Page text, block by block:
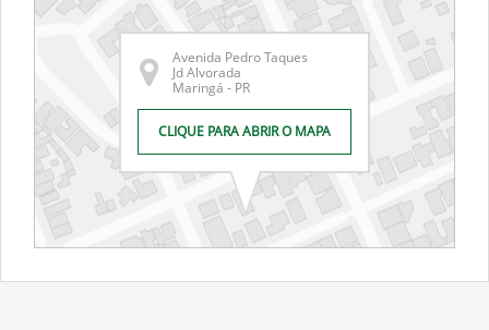
Avenida Pedro Taques
Jd Alvorada
Maringá - PR
CLIQUE PARA ABRIR O MAPA